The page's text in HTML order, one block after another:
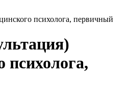
психолога, первичный
психолога,